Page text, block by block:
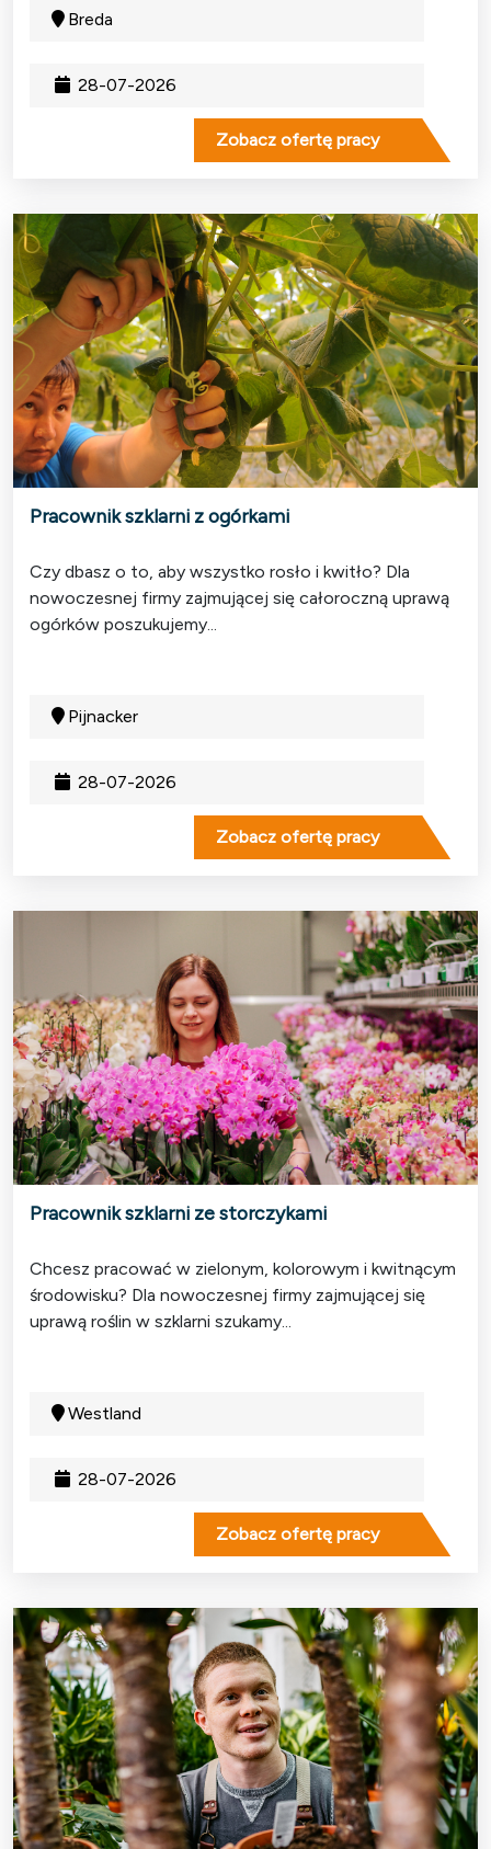
28-07-2026
Breda
Zobacz ofertę pracy
Pracownik szklarni z ogórkami
28-07-2026
Pijnacker
Czy dbasz o to, aby wszystko rosło i kwitło? Dla
nowoczesnej firmy zajmującej się całoroczną uprawą
ogórków poszukujemy...
Zobacz ofertę pracy
Pracownik szklarni ze storczykami
28-07-2026
Westland
Chcesz pracować w zielonym, kolorowym i kwitnącym
środowisku? Dla nowoczesnej firmy zajmującej się
uprawą roślin w szklarni szukamy...
Zobacz ofertę pracy